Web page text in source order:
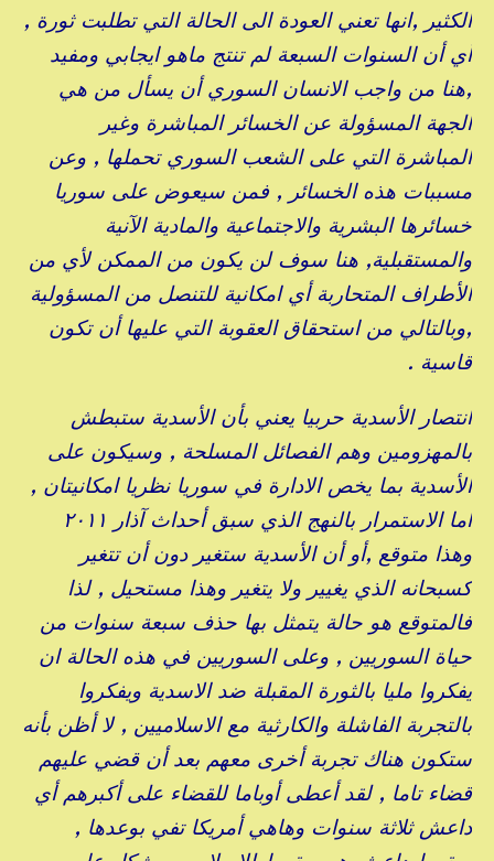
الكثير ,انها تعني العودة الى الحالة التي تطلبت ثورة ,
أي أن السنوات السبعة لم تنتج ماهو ايجابي ومفيد
,هنا من واجب الانسان السوري أن يسأل من هي
الجهة المسؤولة عن الخسائر المباشرة وغير
المباشرة التي على الشعب السوري تحملها , وعن
مسببات هذه الخسائر , فمن سيعوض على سوريا
خسائرها البشرية والاجتماعية والمادية الآنية
والمستقبلية, هنا سوف لن يكون من الممكن لأي من
الأطراف المتحاربة أي امكانية للتنصل من المسؤولية
,وبالتالي من استحقاق العقوبة التي عليها أن تكون
قاسية .
انتصار الأسدية حربيا يعني بأن الأسدية ستبطش
بالمهزومين وهم الفصائل المسلحة , وسيكون على
الأسدية بما يخص الادارة في سوريا نظريا امكانيتان ,
اما الاستمرار بالنهج الذي سبق أحداث آذار ٢٠١١
وهذا متوقع ,أو أن الأسدية ستغير دون أن تتغير
كسبحانه الذي يغيير ولا يتغير وهذا مستحيل , لذا
فالمتوقع هو حالة يتمثل بها حذف سبعة سنوات من
حياة السوريين , وعلى السوريين في هذه الحالة ان
يفكروا مليا بالثورة المقبلة ضد الاسدية ويفكروا
بالتجربة الفاشلة والكارثية مع الاسلاميين , لا أظن بأنه
ستكون هناك تجربة أخرى معهم بعد أن قضي عليهم
قضاء تاما , لقد أعطى أوباما للقضاء على أكبرهم أي
داعش ثلاثة سنوات وهاهي أمريكا تفي بوعدها ,